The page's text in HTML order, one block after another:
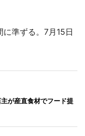
準ずる。7月15日
が産直食材でフード提